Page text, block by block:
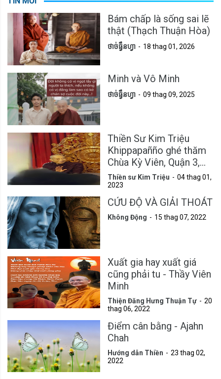
Bám chấp là sống sai lẽ
thật (Thạch Thuận Hòa)
ថាច់ធ្វឹនហ្វា 18 thag 01, 2026
Minh và Vô Minh
ថាច់ធ្វឹនហ្វា 09 thag 09, 2025
Thiền Sư Kim Triệu
Khippapañño ghé thăm
Chùa Kỳ Viên, Quận 3,
Tp.HCM
Thiền sư Kim Triệu
04 thag 01,
2023
CỨU ĐỘ VÀ GIẢI THOÁT
Không Động 15 thag 07, 2022
Xuất gia hay xuất giá
cũng phải tu - Thầy Viên
Minh
Thiện Đăng Hưng Thuận Tự
20
thag 06, 2022
Điểm cân bằng - Ajahn
Chah
Hướng dẫn Thiền
23 thag 02,
2022